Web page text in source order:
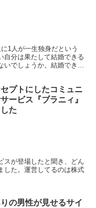
1人が一生独身だという
自分は果たして結婚できる
でしょうか。結婚できる
プトにしたコミュニ
ービス『ブラニィ』
た
スが登場したと聞き、どん
した。運営してるのは株式
の男性が見せるサイ